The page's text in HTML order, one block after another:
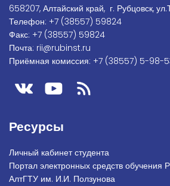
658207, Алтайский край, г. Рубцовск,
Телефон: +7 (38557) 59824
Факс: +7 (38557) 59824
Почта: rii@rubinst.ru
Приёмная комиссия: +7 (38557) 5-98-
Ресурсы
Личный кабинет студента
Портал электронных средств обучения
АлтГТУ им. И.И. Ползунова